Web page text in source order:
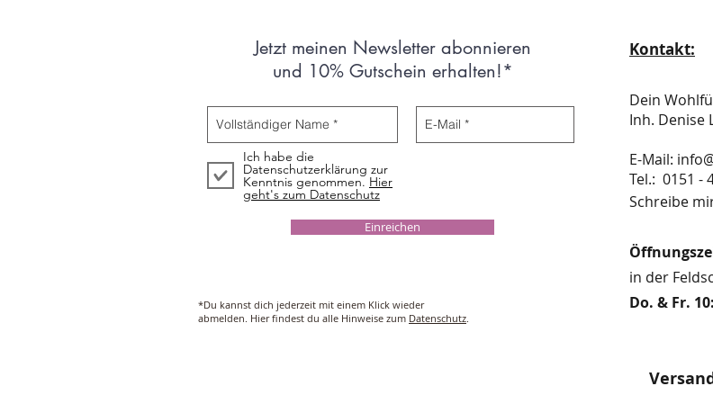
Jetzt meinen Newsletter abonnieren
und 10% Gutschein erhalten!*
Ich habe die
Datenschutzerklärung zur
Kenntnis genommen. Hier
geht's zum Datenschutz
Einreichen
*Du kannst dich jederzeit mit einem Klick wieder
abmelden. Hier findest du alle Hinweise zum Datenschutz.
Kontakt:
Dein
Inh. Denise
E-Mail:
​​​​​​​​​​​​​​​​​​​​Tel.: 0151 -
Schreibe
in der
Do. & Fr.